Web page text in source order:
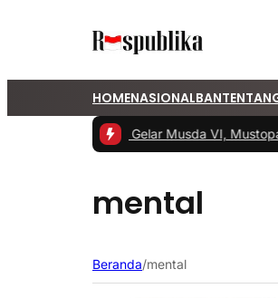
HOMENASIONALBANTEN
PKS Tangsel Gelar Musda VI,
mental
Beranda/mental